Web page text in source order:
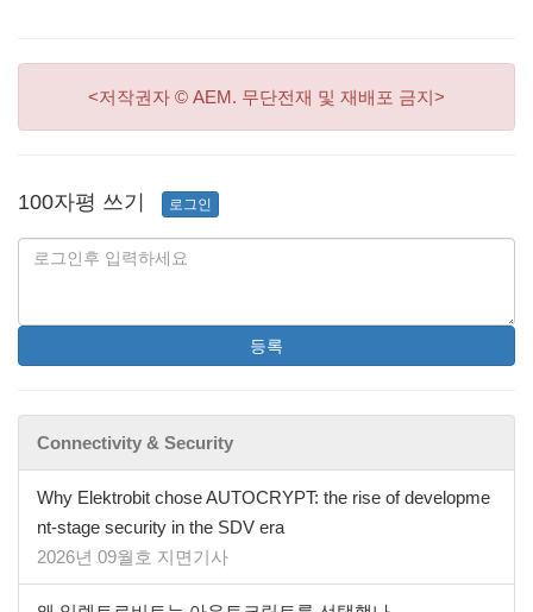
<저작권자 © AEM. 무단전재 및 재배포 금지>
100자평 쓰기 로그인
등록
Connectivity & Security
Why Elektrobit chose AUTOCRYPT: the rise of developme
nt-stage security in the SDV era
2026년 09월호 지면기사